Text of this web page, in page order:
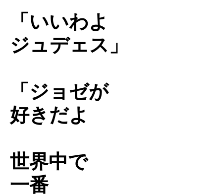
「いいわよ
ジュデェス」
「ジョゼが
好きだよ
世界中で
一番